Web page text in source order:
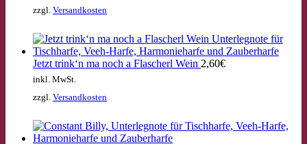
zzgl. Versandkosten
Jetzt trink‘n ma noch a Flascherl Wein 2,60€
inkl. MwSt.
zzgl. Versandkosten